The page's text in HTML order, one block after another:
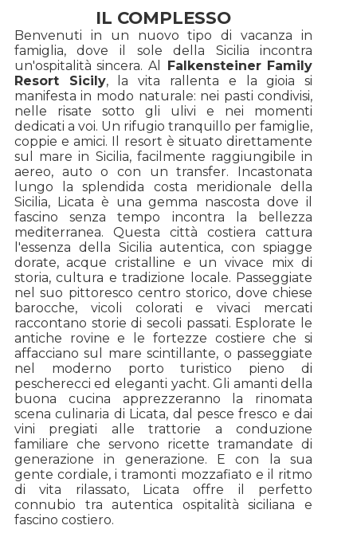
IL COMPLESSO
Benvenuti in un nuovo tipo di vacanza in
famiglia, dove il sole della Sicilia incontra
un'ospitalità sincera. Al
Falkensteiner Family
Resort Sicily, la vita rallenta e la gioia si
manifesta in modo naturale: nei pasti condivisi,
nelle risate sotto gli ulivi e nei momenti
dedicati a voi. Un rifugio tranquillo per famiglie,
coppie e amici. Il resort è situato direttamente
sul mare in Sicilia, facilmente raggiungibile in
aereo, auto o con un transfer. Incastonata
lungo la splendida costa meridionale della
Sicilia, Licata è una gemma nascosta dove il
fascino senza tempo incontra la bellezza
mediterranea. Questa città costiera cattura
l'essenza della Sicilia autentica, con spiagge
dorate, acque cristalline e un vivace mix di
storia, cultura e tradizione locale. Passeggiate
nel suo pittoresco centro storico, dove chiese
barocche, vicoli colorati e vivaci mercati
raccontano storie di secoli passati. Esplorate le
antiche rovine e le fortezze costiere che si
affacciano sul mare scintillante, o passeggiate
nel moderno porto turistico pieno di
pescherecci ed eleganti yacht. Gli amanti della
buona cucina apprezzeranno la rinomata
scena culinaria di Licata, dal pesce fresco e dai
vini pregiati alle trattorie a conduzione
familiare che servono ricette tramandate di
generazione in generazione. E con la sua
gente cordiale, i tramonti mozzafiato e il ritmo
di vita rilassato, Licata offre il perfetto
connubio tra autentica ospitalità siciliana e
fascino costiero.